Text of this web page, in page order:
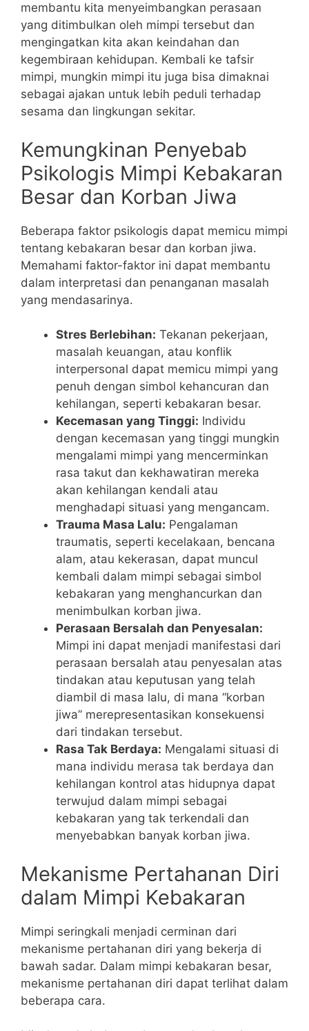
membantu kita menyeimbangkan perasaan
yang ditimbulkan oleh mimpi tersebut dan
mengingatkan kita akan keindahan dan
kegembiraan kehidupan. Kembali ke tafsir
mimpi, mungkin mimpi itu juga bisa dimaknai
sebagai ajakan untuk lebih peduli terhadap
sesama dan lingkungan sekitar.
Kemungkinan Penyebab
Psikologis Mimpi Kebakaran
Besar dan Korban Jiwa
Beberapa faktor psikologis dapat memicu mimpi
tentang kebakaran besar dan korban jiwa.
Memahami faktor-faktor ini dapat membantu
dalam interpretasi dan penanganan masalah
yang mendasarinya.
Stres Berlebihan: Tekanan pekerjaan,
masalah keuangan, atau konflik
interpersonal dapat memicu mimpi yang
penuh dengan simbol kehancuran dan
kehilangan, seperti kebakaran besar.
Kecemasan yang Tinggi: Individu
dengan kecemasan yang tinggi mungkin
mengalami mimpi yang mencerminkan
rasa takut dan kekhawatiran mereka
akan kehilangan kendali atau
menghadapi situasi yang mengancam.
Trauma Masa Lalu: Pengalaman
traumatis, seperti kecelakaan, bencana
alam, atau kekerasan, dapat muncul
kembali dalam mimpi sebagai simbol
kebakaran yang menghancurkan dan
menimbulkan korban jiwa.
Perasaan Bersalah dan Penyesalan:
Mimpi ini dapat menjadi manifestasi dari
perasaan bersalah atau penyesalan atas
tindakan atau keputusan yang telah
diambil di masa lalu, di mana “korban
jiwa” merepresentasikan konsekuensi
dari tindakan tersebut.
Rasa Tak Berdaya: Mengalami situasi di
mana individu merasa tak berdaya dan
kehilangan kontrol atas hidupnya dapat
terwujud dalam mimpi sebagai
kebakaran yang tak terkendali dan
menyebabkan banyak korban jiwa.
Mekanisme Pertahanan Diri
dalam Mimpi Kebakaran
Mimpi seringkali menjadi cerminan dari
mekanisme pertahanan diri yang bekerja di
bawah sadar. Dalam mimpi kebakaran besar,
mekanisme pertahanan diri dapat terlihat dalam
beberapa cara.